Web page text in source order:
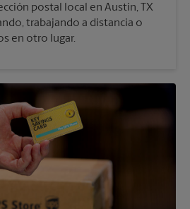
postal local en Austin, TX
trabajando a distancia o
en otro lugar.